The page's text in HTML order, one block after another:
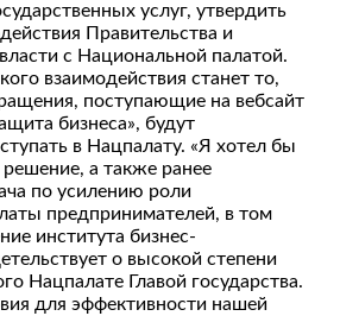
услуг, утвердить
Правительства и
с Национальной палатой.
взаимодействия станет то,
поступающие на вебсайт
бизнеса», будут
в Нацпалату. «Я хотел бы
а также ранее
по усилению роли
предпринимателей, в том
института бизнес-
о высокой степени
Нацпалате Главой государства.
для эффективности нашей